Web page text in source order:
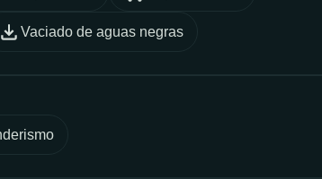
Vaciado de aguas negras